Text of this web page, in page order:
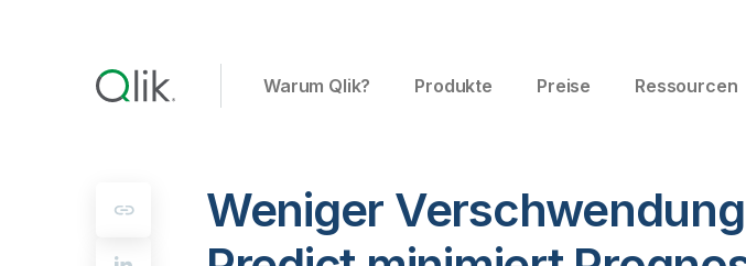
Warum Qlik? Produkte Preise Ressourcen
Weniger